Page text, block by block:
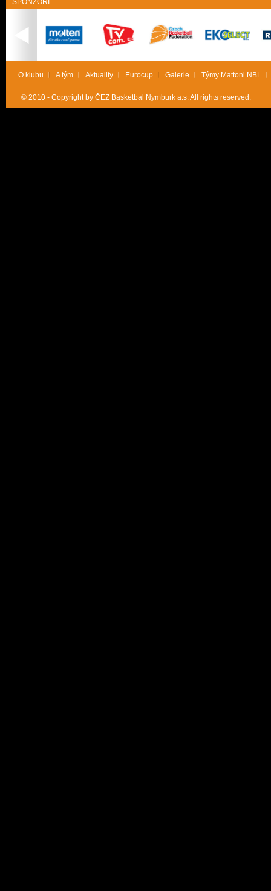
SPONZOŘI
O klubu A tým Aktuality Eurocup Galerie Týmy Mattoni NBL
© 2010 - Copyright by ČEZ Basketbal Nymburk a.s. All rights reserved.